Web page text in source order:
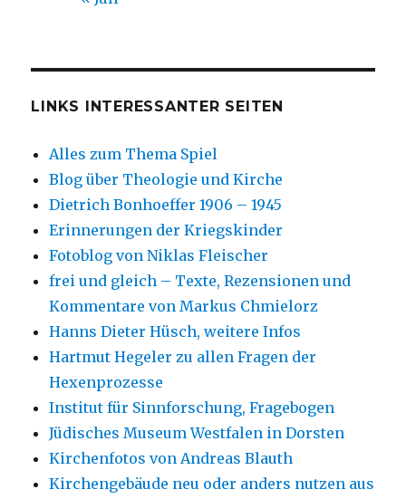
LINKS INTERESSANTER SEITEN
Alles zum Thema Spiel
Blog über Theologie und Kirche
Dietrich Bonhoeffer 1906 – 1945
Erinnerungen der Kriegskinder
Fotoblog von Niklas Fleischer
frei und gleich – Texte, Rezensionen und
Kommentare von Markus Chmielorz
Hanns Dieter Hüsch, weitere Infos
Hartmut Hegeler zu allen Fragen der
Hexenprozesse
Institut für Sinnforschung, Fragebogen
Jüdisches Museum Westfalen in Dorsten
Kirchenfotos von Andreas Blauth
Kirchengebäude neu oder anders nutzen aus